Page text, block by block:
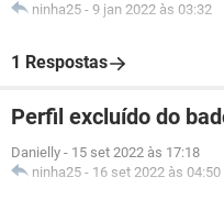
ninha25 - 9 jan 2022 às 03:32
1 Respostas
Perfil excluído do
Danielly - 15 set 2022 às 17:18
ninha25 - 16 set 2022 às 04:50